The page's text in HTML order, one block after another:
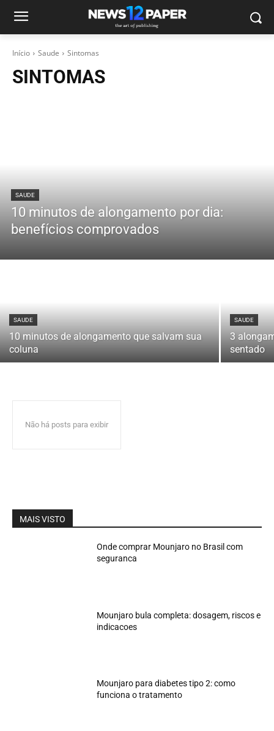
Início Saude Sintomas
SINTOMAS
SAUDE
10 minutos de alongamento por dia:
benefícios comprovados
SAUDE
10 minutos de alongamento que salvam sua
coluna
SAUDE
3
sentado
Não há posts para exibir
MAIS VISTO
Onde comprar Mounjaro no Brasil com
seguranca
Mounjaro bula completa: dosagem, riscos e
indicacoes
Mounjaro para diabetes tipo 2: como
funciona o tratamento